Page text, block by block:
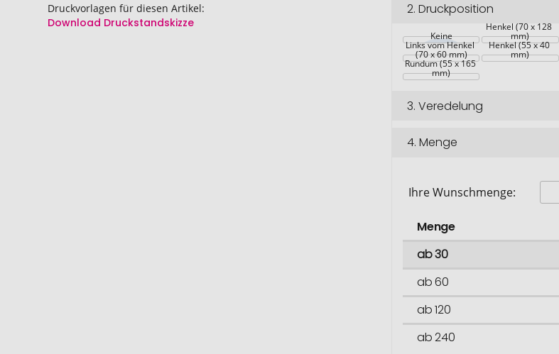
Druckvorlagen für diesen Artikel:
Download Druckstandskizze
2.Druckposition
Keine
Henkel (70 x 128
mm)
Links vom Henkel
(70 x 60 mm)
Rechts vom
Henkel (55 x 40
mm)
Rundum (55 x 165
mm)
3.Veredelung
4.Menge
Ihre Wunschmenge:
Menge
ab 30
ab 60
ab 120
ab 240